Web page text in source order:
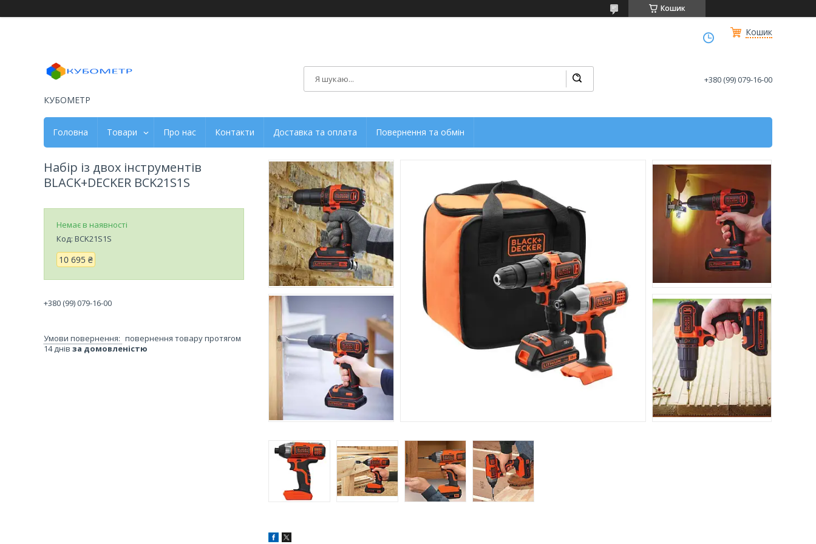
Кошик
Кошик
КУБОМЕТР
+380 (99) 079-16-00
Головна Товари Про нас Контакти Доставка та оплата Повернення та обмін
Набір із двох інструментів
BLACK+DECKER BCK21S1S
Немає в наявності
Код: BCK21S1S
10 695 ₴
+380 (99) 079-16-00
повернення товару протягом
14 днів за домовленістю